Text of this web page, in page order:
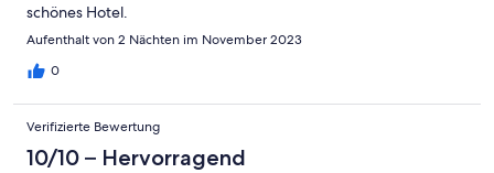
schönes Hotel.
Aufenthalt von 2 Nächten im November 2023
0
Verifizierte Bewertung
10/10 – Hervorragend